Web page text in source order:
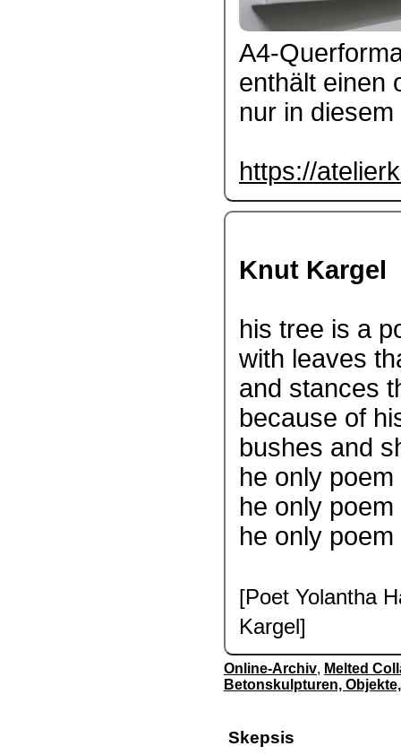
A4-
enthält einen
nur in
https://
Knut Kargel
his tree is a
with leaves
and stances
because of
bushes and
he only
he onlypoem
he only poem
[Poet Yolantha
Kargel]
Online-Archiv, Melted
Betonskulpturen,
Skepsis